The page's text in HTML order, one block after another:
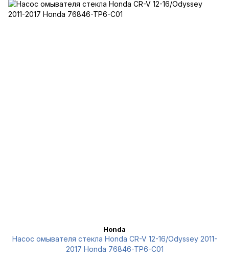
Honda
Насос омывателя стекла Honda CR-V 12-16/Odyssey 2011-
2017 Honda 76846-TP6-C01